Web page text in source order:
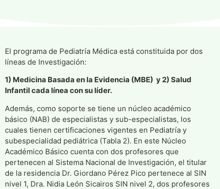
El programa de Pediatría Médica está constituida por dos
líneas de Investigación:
1) Medicina Basada en la Evidencia (MBE) y 2) Salud
Infantil cada línea con su líder.
Además, como soporte se tiene un núcleo académico
básico (NAB) de especialistas y sub-especialistas, los
cuales tienen certificaciones vigentes en Pediatría y
subespecialidad pediátrica (Tabla 2). En este Núcleo
Académico Básico cuenta con dos profesores que
pertenecen al Sistema Nacional de Investigación, el titular
de la residencia Dr. Giordano Pérez Pico pertenece al SIN
nivel 1, Dra. Nidia León Sicairos SIN nivel 2, dos profesores